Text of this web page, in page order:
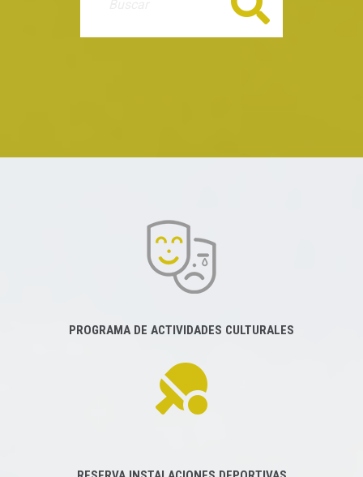
Buscar
PROGRAMA DE ACTIVIDADES CULTURALES